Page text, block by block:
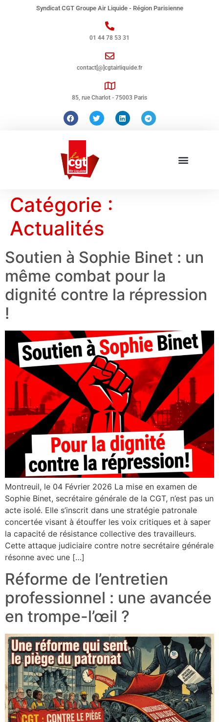
Syndicat CGT Groupe Air Liquide - Région Parisienne
01 44 78 53 31
contact[@]cgtairliquide.fr
85, rue Charlot - 75003 Paris
Catégorie :
Actualités
Soutien à Sophie Binet : un
même combat pour la
dignité contre la répression
!
Montreuil, le 04 Février 2026 La mise en examen de
Sophie Binet, secrétaire générale de la CGT, n’est pas un
acte isolé. Elle s’inscrit dans une stratégie patronale
concertée visant à étouffer les voix critiques et à saper
la capacité de résistance collective des travailleurs.
Cette attaque judiciaire contre notre secrétaire générale
résonne avec une […]
Réforme de l’entretien
professionnel : une avancée
en trompe-l’œil ?